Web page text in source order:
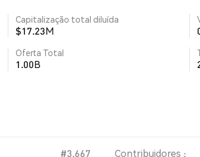
Capitalização total diluída
$17.23M
Oferta Total
1.00B
#3,667 Contribuidores :